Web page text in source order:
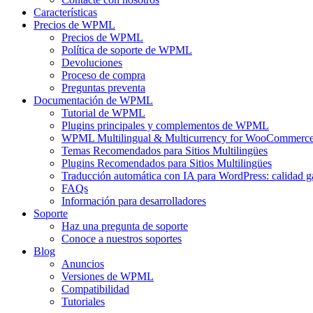
Características
Precios de WPML
Precios de WPML
Política de soporte de WPML
Devoluciones
Proceso de compra
Preguntas preventa
Documentación de WPML
Tutorial de WPML
Plugins principales y complementos de WPML
WPML Multilingual & Multicurrency for
Temas Recomendados para Sitios Multilingües
Plugins Recomendados para Sitios Multilingües
Traducción automática con IA para WordPress: calidad
FAQs
Información para desarrolladores
Soporte
Haz una pregunta de soporte
Conoce a nuestros soportes
Blog
Anuncios
Versiones de WPML
Compatibilidad
Tutoriales